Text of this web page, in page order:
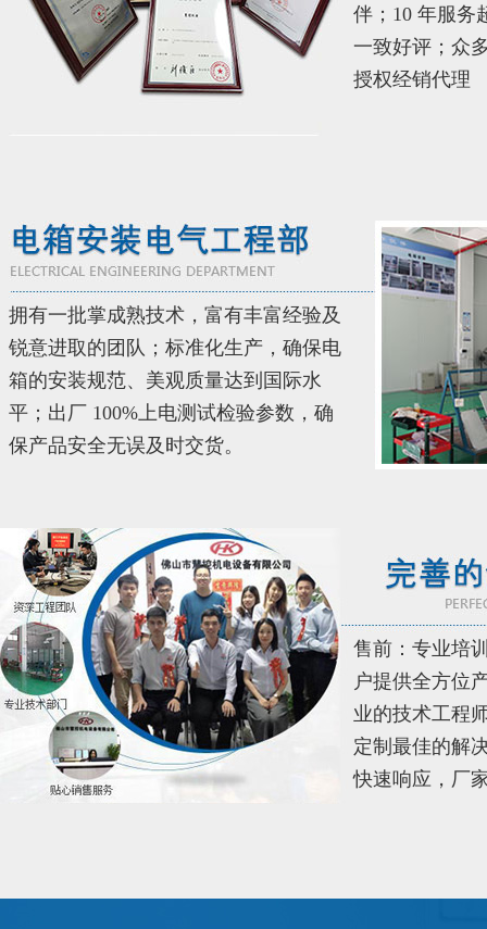
伴；10 年服务
一致好评；众
授权经销代理
拥有一批掌成熟技术，富有丰富经验及
锐意进取的团队；标准化生产，确保电
箱的安装规范、美观质量达到国际水
平；出厂 100%上电测试检验参数，确
保产品安全无误及时交货。
售前：专业培
户提供全方位
业的技术工程
定制最佳的解
快速响应，厂